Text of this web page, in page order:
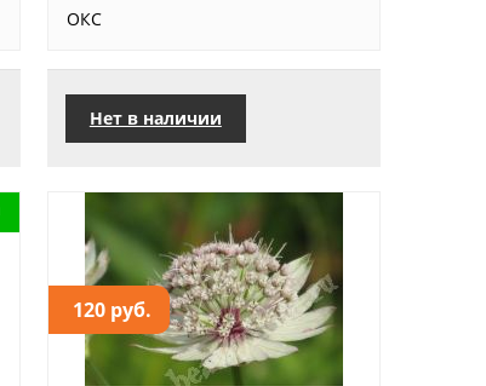
ОКС
Нет в наличии
120 руб.